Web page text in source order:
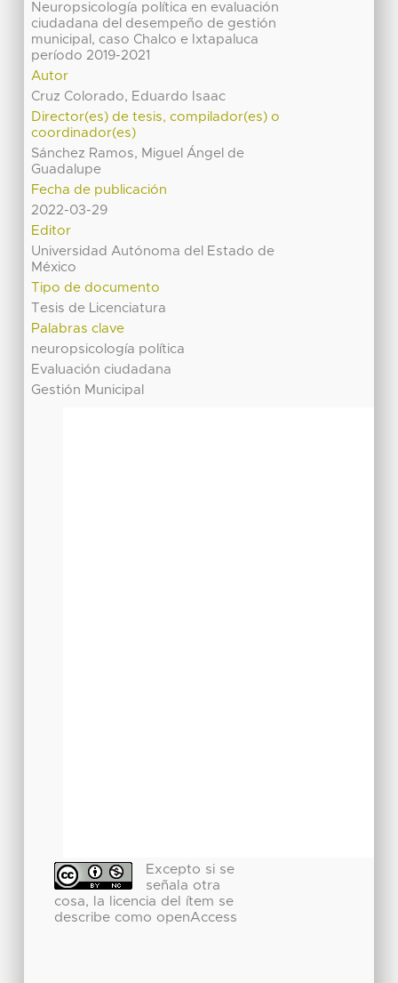
Neuropsicología política en evaluación
ciudadana del desempeño de gestión
municipal, caso Chalco e Ixtapaluca
período 2019-2021
Autor
Cruz Colorado, Eduardo Isaac
Director(es) de tesis, compilador(es) o
coordinador(es)
Sánchez Ramos, Miguel Ángel de
Guadalupe
Fecha de publicación
2022-03-29
Editor
Universidad Autónoma del Estado de
México
Tipo de documento
Tesis de Licenciatura
Palabras clave
neuropsicología política
Evaluación ciudadana
Gestión Municipal
Excepto si se
señala otra
cosa, la licencia del ítem se
describe como openAccess